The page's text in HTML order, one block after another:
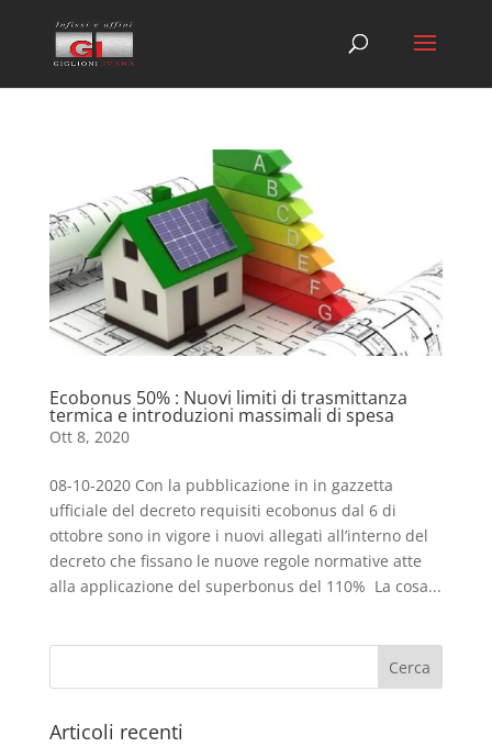
Ecobonus 50% : Nuovi limiti di trasmittanza
termica e introduzioni massimali di spesa
Ott 8, 2020
08-10-2020 Con la pubblicazione in in gazzetta
ufficiale del decreto requisiti ecobonus dal 6 di
ottobre sono in vigore i nuovi allegati all’interno del
decreto che fissano le nuove regole normative atte
alla applicazione del superbonus del 110% La cosa...
Articoli recenti